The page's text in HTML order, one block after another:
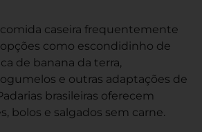
caseira frequentemente
como escondidinho de
de banana da terra,
e outras adaptações de
brasileiras oferecem
bolos e salgados sem carne.